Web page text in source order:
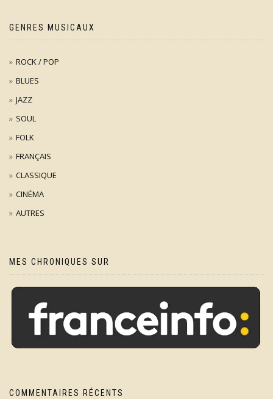
GENRES MUSICAUX
ROCK / POP
BLUES
JAZZ
SOUL
FOLK
FRANÇAIS
CLASSIQUE
CINÉMA
AUTRES
MES CHRONIQUES SUR
COMMENTAIRES RÉCENTS